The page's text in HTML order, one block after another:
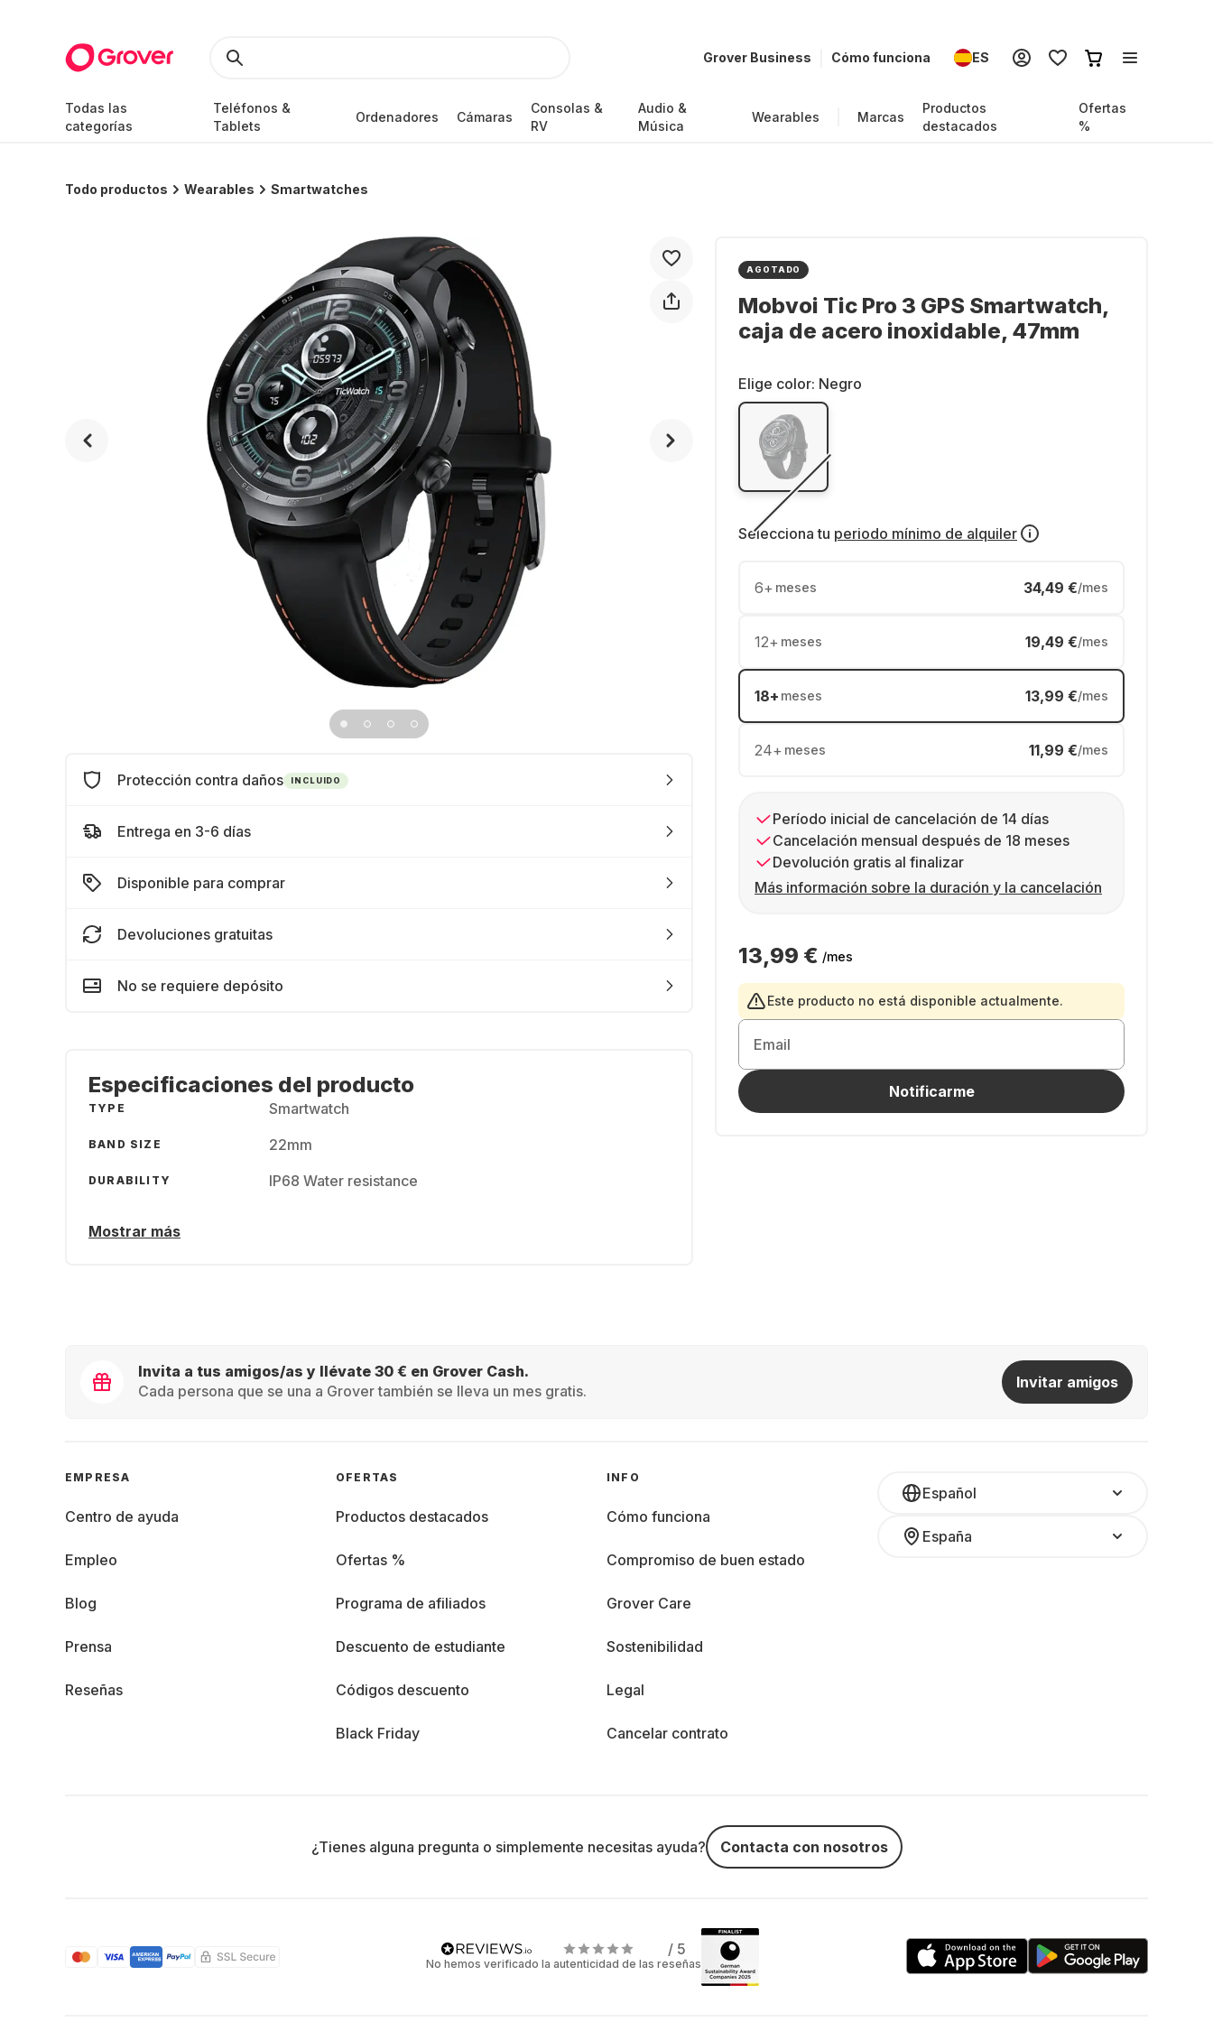
Grover Business Cómo funciona ES
Todas las
categorías
Teléfonos &
Tablets
Ordenadores Cámaras
Consolas &
RV
Audio &
Música
Wearables Marcas
Productos
destacados
Ofertas
%
Todo productos Wearables Smartwatches
AGOTADO
Mobvoi Tic Pro 3 GPS Smartwatch,
caja de acero inoxidable, 47mm
Elige color: Negro
Selecciona tu periodo mínimo de alquiler
6+ meses 34,49 €/mes
12+ meses 19,49 €/mes
18+ meses 13,99 €/mes
24+ meses 11,99 €/mes
Período inicial de cancelación de 14 días
Cancelación mensual después de 18 meses
Devolución gratis al finalizar
Más información sobre la duración y la cancelación
13,99 € /mes
Este producto no está disponible actualmente.
Email
Notificarme
Protección contra daños INCLUIDO
Entrega en 3-6 días
Disponible para comprar
Devoluciones gratuitas
No se requiere depósito
Especificaciones del producto
TYPE Smartwatch
BAND SIZE 22mm
DURABILITY IP68 Water resistance
Mostrar más
Invita a tus amigos/as y llévate 30 € en Grover Cash.
Cada persona que se una a Grover también se lleva un mes gratis.
Invitar amigos
Español
España
EMPRESA
Centro de ayuda
Empleo
Blog
Prensa
Reseñas
OFERTAS
Productos destacados
Ofertas %
Programa de afiliados
Descuento de estudiante
Códigos descuento
Black Friday
INFO
Cómo funciona
Compromiso de buen estado
Grover Care
Sostenibilidad
Legal
Cancelar contrato
¿Tienes alguna pregunta o simplemente necesitas ayuda? Contacta con nosotros
/ 5
No hemos verificado la autenticidad de las reseñas